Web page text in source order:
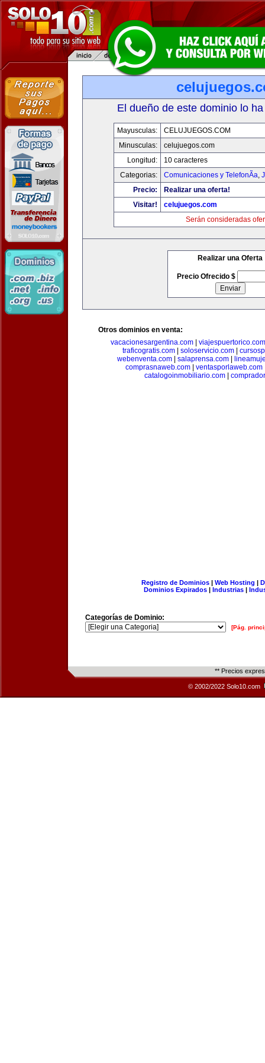
El dueño de este dominio lo
Mayusculas:
CELUJUEGOS.COM
Minusculas:
celujuegos.com
Longitud:
10 caracteres
Categorias:
Comunicaciones y TelefonÃ­a,
Precio:
Realizar una oferta!
Visitar!
celujuegos.com
Serán consideradas
Realizar una Oferta
Precio Ofrecido $
Otros dominios en venta:
vacacionesargentina.com
viajespuertorico.com
traficogratis.com| soloservicio.com|
webenventa.com
salaprensa.com
comprasnaweb.com
ventasporlaweb.com
catalogoinmobiliario.com|
Registro de Dominios| Web Hosting |
Dominios Expirados | Industrias |
Categorías de Dominio:
[Pág.
** Precios
© 2002/2022 Solo10.com